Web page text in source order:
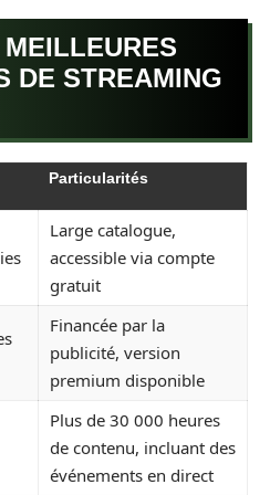
DE STREAMING
Particularités
Large catalogue,
accessible via compte
gratuit
Financée par la
publicité, version
premium disponible
Plus de 30 000 heures
de contenu, incluant des
événements en direct